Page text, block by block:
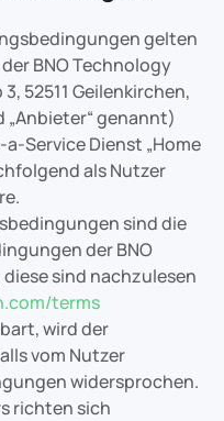
gelten
BNO Technology
52511 Geilenkirchen,
genannt)
Service Dienst „Home
als Nutzer
sind die
der BNO
sind nachzulesen
terms
wird der
vom Nutzer
widersprochen.
richten sich